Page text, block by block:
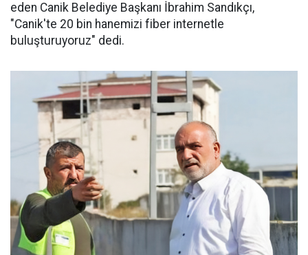
eden Canik Belediye Başkanı İbrahim Sandıkçı,
"Canik'te 20 bin hanemizi fiber internetle
buluşturuyoruz" dedi.